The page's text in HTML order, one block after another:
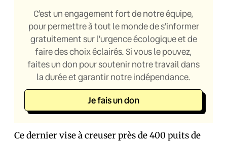
C’est un engagement fort de notre équipe,
pour permettre à tout le monde de s’informer
gratuitement sur l’urgence écologique et de
faire des choix éclairés. Si vous le pouvez,
faites un don pour soutenir notre travail dans
la durée et garantir notre indépendance.
Je fais un don
Ce dernier vise à creuser près de 400 puits de